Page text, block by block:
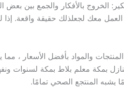
الخروج بالأفكار والجمع بين
العمل معك لجعلذلك حقيقة واقعة.
والمواد بأفضل الأسعار ، مما
بمكة معلم بلاط بمكة لسنوات
المنتجع الصحي تمامًا.